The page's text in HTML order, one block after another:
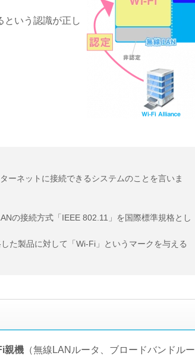
という認識が正し
ーネットに接続できるシステムのことを言いま
の接続方式「IEEE 802.11」を国際標準規格とし
た製品に対して「Wi-Fi」というマークを与える
親機 （無線LANルータ、ブロードバンドルー